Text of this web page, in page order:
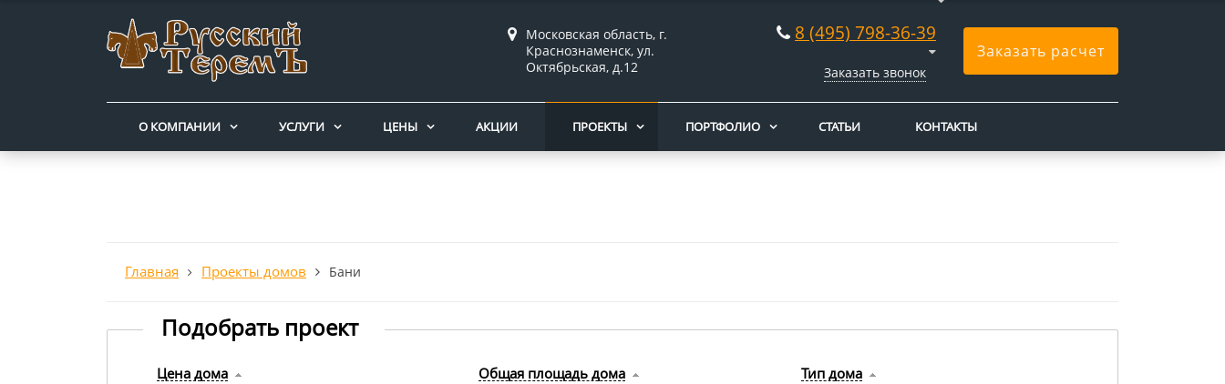
Московская область, г.
Краснознаменск, ул.
Октябрьская, д.12
8 (495) 798-36-39
Заказать звонок
Заказать расчет
О КОМПАНИИ УСЛУГИ ЦЕНЫ АКЦИИ ПРОЕКТЫ ПОРТФОЛИО СТАТЬИ КОНТАКТЫ
Главная Проекты домов Бани
Подобрать проект
Цена дома Общая площадь дома Тип дома